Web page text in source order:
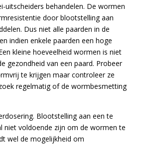
uitscheiders behandelen. De wormen
door blootstelling aan
Dus niet alle paarden in de
indien enkele paarden een hoge
kleine hoeveelheid wormen is niet
gezondheid van een paard. Probeer
te krijgen maar controleer ze
regelmatig of de wormbesmetting
Blootstelling aan een te
niet voldoende zijn om de wormen te
wel de mogelijkheid om